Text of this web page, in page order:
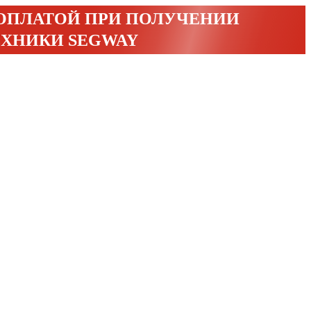
ПРИ ПОЛУЧЕНИИ
SEGWAY